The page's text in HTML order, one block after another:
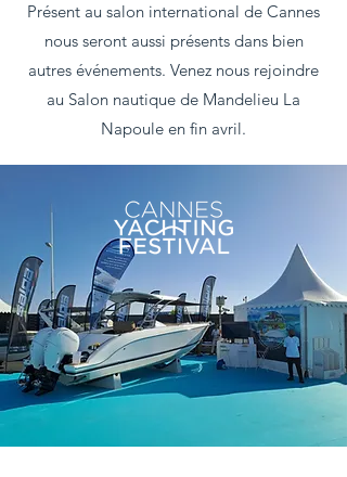
Présent au salon international de Cannes
nous seront aussi présents dans bien
autres événements. Venez nous rejoindre
au Salon nautique de Mandelieu La
Napoule en fin avril.